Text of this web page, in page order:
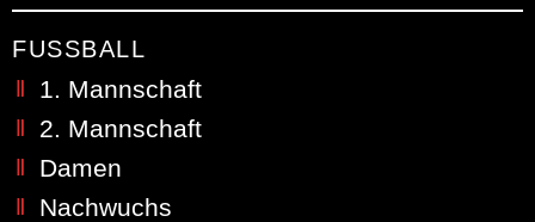
FUSSBALL
1. Mannschaft
2. Mannschaft
Damen
Nachwuchs